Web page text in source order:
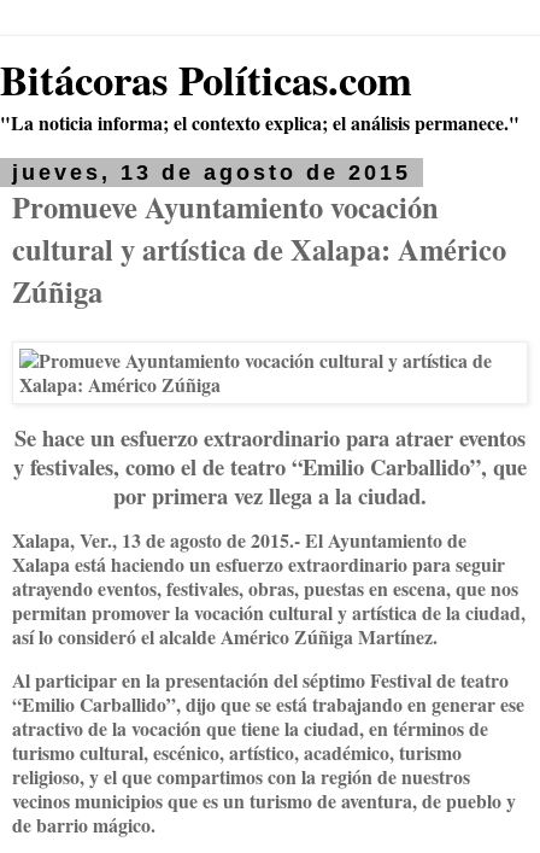
Bitácoras Políticas.com
"La noticia informa; el contexto explica; el análisis permanece."
jueves, 13 de agosto de 2015
Promueve Ayuntamiento vocación
cultural y artística de Xalapa: Américo
Zúñiga
Se hace un esfuerzo extraordinario para atraer eventos
y festivales, como el de teatro “Emilio Carballido”, que
por primera vez llega a la ciudad.
Xalapa, Ver., 13 de agosto de 2015.-El Ayuntamiento de
Xalapa está haciendo un esfuerzo extraordinario para seguir
atrayendo eventos, festivales, obras, puestas en escena, que nos
permitan promover la vocación cultural y artística de la ciudad,
así lo consideró el alcalde Américo Zúñiga Martínez.
Al participar en la presentación del séptimo Festival de teatro
“Emilio Carballido”, dijo que se está trabajando en generar ese
atractivo de la vocación que tiene la ciudad, en términos de
turismo cultural, escénico, artístico, académico, turismo
religioso, y el que compartimos con la región de nuestros
vecinos municipios que es un turismo de aventura, de pueblo y
de barrio mágico.